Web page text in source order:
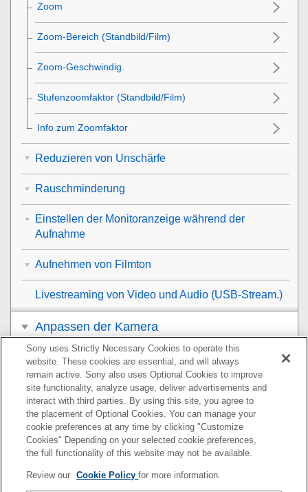
Zoom
Zoom-Bereich (Standbild/Film)
Zoom-Geschwindig.
Stufenzoomfaktor (Standbild/Film)
Info zum Zoomfaktor
Reduzieren von Unschärfe
Rauschminderung
Einstellen der Monitoranzeige während der
Aufnahme
Aufnehmen von Filmton
Livestreaming von Video und Audio (USB-Stream.)
Anpassen der Kamera
Betrachten
Ändern der Kameraeinstellungen
Mit einem Smartphone verfügbare Funktionen
Verwendung eines Computers
Verwenden des Cloud-Dienstes
Sony uses Strictly Necessary Cookies to operate this
website. These cookies are essential, and will always
remain active. Sony also uses Optional Cookies to improve
site functionality, analyze usage, deliver advertisements and
interact with third parties. By using this site, you agree to
the placement of Optional Cookies. You can manage your
cookie preferences at any time by clicking "Customize
Cookies" Depending on your selected cookie preferences,
the full functionality of this website may not be available.
Review our Cookie Policyfor more information.